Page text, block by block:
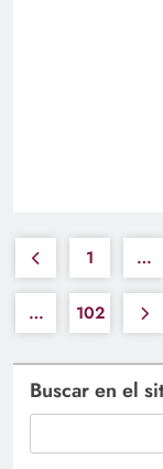
1 …
… 102
Buscar en el